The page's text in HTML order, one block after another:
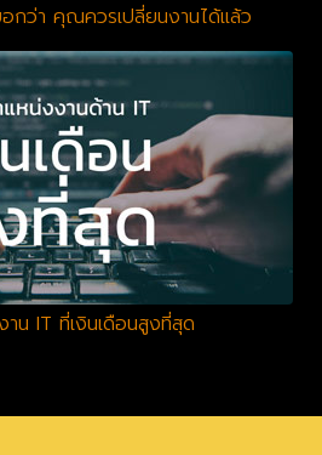
ว่า คุณควรเปลี่ยนงานได้แล้ว
าน IT ที่เงินเดือนสูงที่สุด